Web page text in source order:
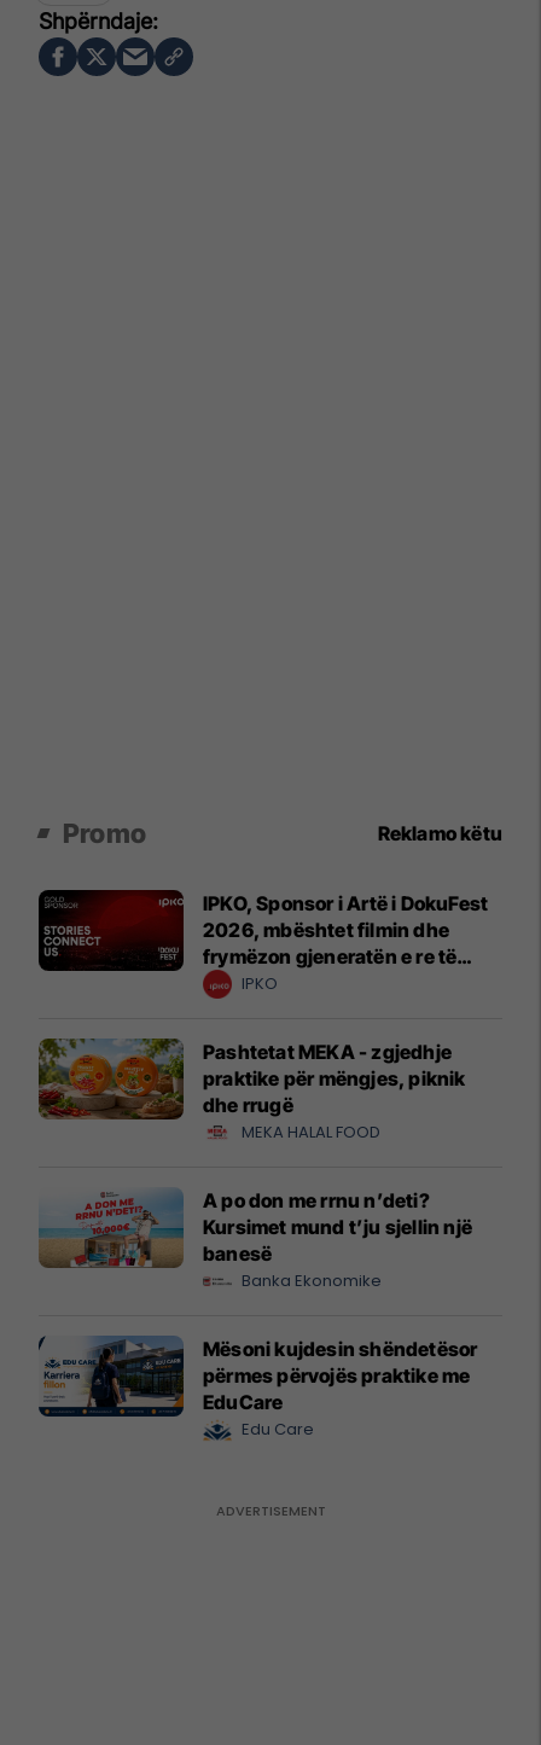
Promo Reklamo këtu
IPKO, Sponsor i Artë i DokuFest
2026, mbështet filmin dhe
frymëzon gjeneratën e re të
krijuesve
IPKO
Pashtetat MEKA - zgjedhje
praktike për mëngjes, piknik
dhe rrugë
MEKA HALAL FOOD
A po don me rrnu n’deti?
Kursimet mund t’ju sjellin një
banesë
Banka Ekonomike
Mësoni kujdesin shëndetësor
përmes përvojës praktike me
EduCare
Edu Care